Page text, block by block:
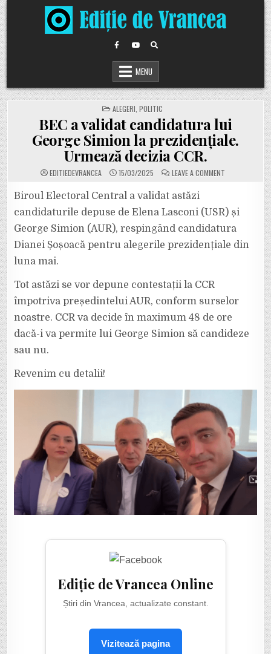
Skip
to
content
MENU
POSTED
IN
ALEGERI POLITIC
BEC a validat candidatura lui
George Simion la prezidențiale.
Urmează decizia CCR.
EDITIEDEVRANCEA 15/03/2025 LEAVE A COMMENTON
BEC
CANDIDATURA
LUI
GEORGE
LA
PREZIDENȚIALE.
URMEAZĂ
Biroul Electoral Central a validat astăzi
candidaturile depuse de Elena Lasconi (USR) și
George Simion (AUR), respingând candidatura
Dianei Șoșoacă pentru alegerile prezidențiale din
luna mai.
Tot astăzi se vor depune contestații la CCR
împotriva președintelui AUR, conform surselor
noastre. CCR va decide în maximum 48 de ore
dacă-i va permite lui George Simion să candideze
sau nu.
Revenim cu detalii!
Ediție de Vrancea Online
Știri din Vrancea, actualizate constant.
Vizitează pagina